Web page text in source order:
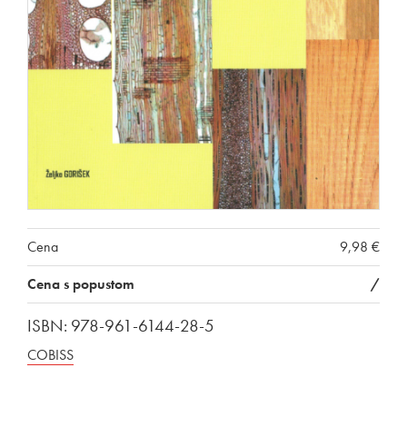
Cena
9,98 €
Cena s popustom
/
ISBN: 978-961-6144-28-5
COBISS